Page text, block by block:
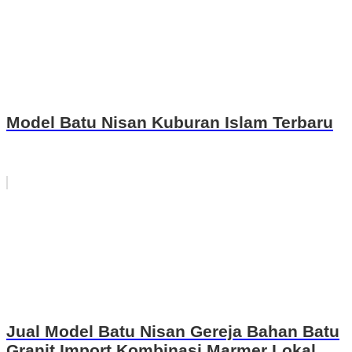
Model Batu Nisan Kuburan Islam Terbaru
Jual Model Batu Nisan Gereja Bahan Batu